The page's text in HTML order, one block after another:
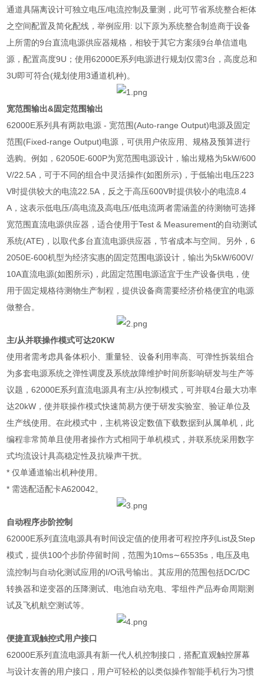
通道具隔离设计可独立电压/电流控制及量测，此可节省系统整合柜体
之空间配置及简化配线，举例应用: 以下原为系统整合制造商于设备
上所需的9台直流电源供应器规格，相较于其它方案须9台单信道电
源，配置高度9U ；使用62000E系列电源进行规划仅需3台，高度总和
3U即可符合(规划使用3通道机种)。
宽范围输出&固定范围输出
62000E系列具有两款电源 - 宽范围(Auto-range Output)电源及固定
范围(Fixed-range Output)电源，可供用户依应用、规格及预算进行
选购。例如，62050E-600P为宽范围电源设计，输出规格为5kW/600
V/22.5A ，可于不同的组合中灵活操作(如图所示) ，于低输出电压223
V时提供较大的电流22.5A ，反之于高压600V时提供较小的电流8.4
A ，这表示低电压/高电流及高电压/低电流两者需涵盖的待测物可选择
宽范围直流电源供应器，适合使用于Test & Measurement的自动测试
系统(ATE) ，以取代多台直流电源供应器，节省成本与空间。另外，6
2050E-600机型为经济实惠的固定范围电源设计，输出为5kW/600V/
10A直流电源(如图所示) ，此固定范围电源适宜于生产设备供电，使
用于固定规格待测物生产制程，提供设备商需要经济价格便宜的电源
做整合。
主/从并联操作模式可达20KW
使用者需考虑具备体积小、重量轻、设备利用率高、可弹性拆装组合
为多套电源系统之弹性调度及系统故障维护时间所影响研发与生产等
议题，62000E系列直流电源具有主/从控制模式，可并联4台最大功率
达20kW ，使并联操作模式快速简易方便于研发实验室、验证单位及
生产线使用。在此模式中，主机将设定数值下载数据到从属单机，此
编程非常简单且使用者操作方式相同于单机模式，并联系统采用数字
式均流设计具高稳定性及抗噪声干扰。
*仅单通道输出机种使用。
* 需选配适配卡A620042。
自动程序步阶控制
62000E系列直流电源具有时间设定值的使用者可程控序列 List及Step
模式，提供100个步阶停留时间，范围为10ms∼65535s ，电压及电
流控制与自动化测试应用的I/O讯号输出。其应用的范围包括DC/DC
转换器和逆变器的压降测试、电池自动充电、零组件产品寿命周期测
试及飞机航空测试等。
便捷直观触控式用户接口
62000E系列直流电源具有新一代人机控制接口，搭配直观触控屏幕
与设计友善的用户接口，用户可轻松的以类似操作智能手机行为习惯